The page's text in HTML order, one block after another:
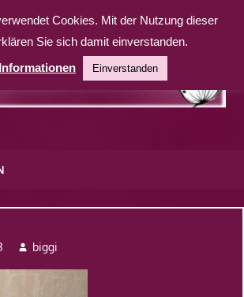
biggi
Cookies. Mit der Nutzung dieser
Sie sich damit einverstanden.
Einverstanden